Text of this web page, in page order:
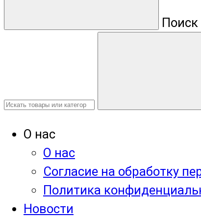
Поиск
О нас
О нас
Согласие на обработку
Политика
Новости